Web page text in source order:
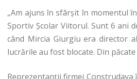
„Am ajuns în sfârșit în momentul
Sportiv Școlar Viitorul. Sunt 6 ani
când Mircia Giurgiu era director
lucrările au fost blocate. Din
Reprezentanții firmei